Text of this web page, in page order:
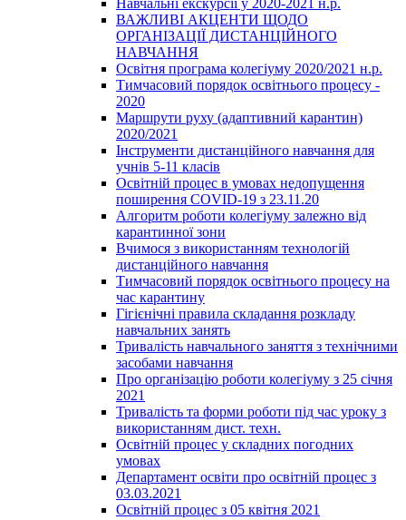
Навчальні екскурсії у 2020-2021 н.р.
ВАЖЛИВІ АКЦЕНТИ ЩОДО
ОРГАНІЗАЦІЇ ДИСТАНЦІЙНОГО
НАВЧАННЯ
Освітня програма колегіуму 2020/2021 н.р.
Тимчасовий порядок освітнього процесу -
2020
Маршрути руху (адаптивний карантин)
2020/2021
Інструменти дистанційного навчання для
учнів 5-11 класів
Освітній процес в умовах недопущення
поширення COVID-19 з 23.11.20
Алгоритм роботи колегіуму залежно від
карантинної зони
Вчимося з використанням технологій
дистанційного навчання
Тимчасовий порядок освітнього процесу на
час карантину
Гігієнічні правила складання розкладу
навчальних занять
Тривалість навчального заняття з технічними
засобами навчання
Про організацію роботи колегіуму з 25 січня
2021
Тривалість та форми роботи під час уроку з
використанням дист. техн.
Освітній процес у складних погодних
умовах
Департамент освіти про освітній процес з
03.03.2021
Освітній процес з 05 квітня 2021